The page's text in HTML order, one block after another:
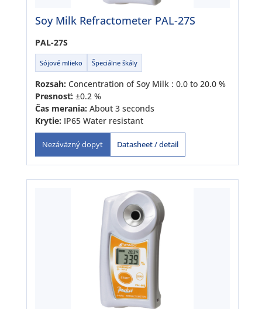
Soy Milk Refractometer PAL-27S
PAL-27S
Sójové mlieko Špeciálne škály
Rozsah: Concentration of Soy Milk : 0.0 to 20.0 %
Presnosť: ±0.2 %
Čas merania: About 3 seconds
Krytie: IP65 Water resistant
Nezáväzný dopyt Datasheet / detail